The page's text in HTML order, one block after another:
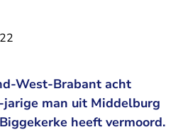
West-Brabant acht
man uit Middelburg
heeft vermoord.